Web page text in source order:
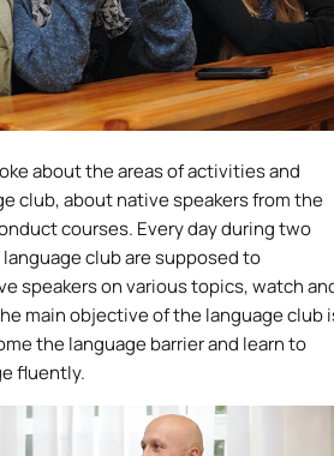
about the areas of activities and
club, about native speakers from the
courses. Every day during two
club are supposed to
speakers on various topics, watch
main objective of the language club
the language barrier and learn to
fluently.